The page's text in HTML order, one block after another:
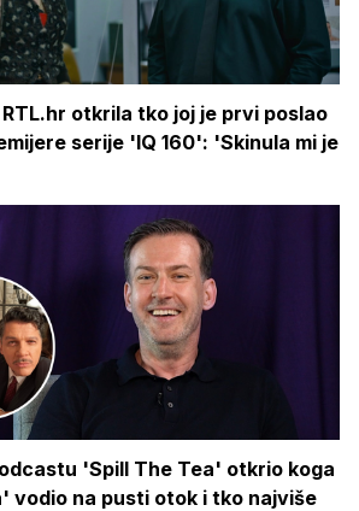
otkrila tko joj je prvi poslao
serije 'IQ 160': 'Skinula mi je
'Spill The Tea' otkrio koga
vodio na pusti otok i tko najviše